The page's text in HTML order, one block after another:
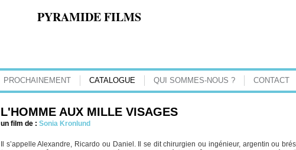
PYRAMIDE FILMS
PROCHAINEMENT CATALOGUE QUI SOMMES-NOUS ? CONTACT
L'HOMME AUX MILLE VISAGES
un film de : Sonia Kronlund
Il s’appelle Alexandre, Ricardo ou Daniel. Il se dit chirurgien ou ingénieur, argentin ou